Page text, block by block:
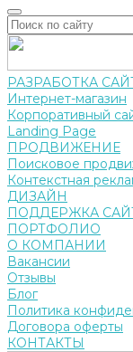
РАЗРАБОТКА
Интернет-магазин
Корпоративный
Landing Page
ПРОДВИЖЕНИЕ
Поисковое
Контекстная
ДИЗАЙН
ПОДДЕРЖКА
ПОРТФОЛИО
О КОМПАНИИ
Вакансии
Отзывы
Блог
Политика
Договора оферты
КОНТАКТЫ